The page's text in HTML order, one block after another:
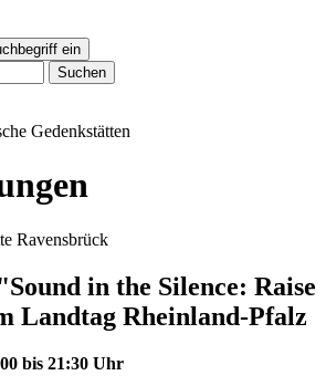
ein
Suchen
Gedenkstätten
Ravensbrück
in the Silence: Raise
Landtag Rheinland-Pfalz
bis 21:30 Uhr